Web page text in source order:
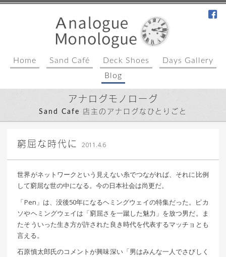
Home Sand Café Deck Shoes
Days Gallery
Blog
アナログモノローグ
Sand Cafe 店主のアナログなひとりごと
窮屈な時代に 2011.4.6｜ 更新日：
込山 敏郎
世界がネットワークという見えない糸でつながれば、それに比例
して窮屈な世の中になる。今の日本社会は尚更だ。
「Pen」は、没後50年になるヘミングウェイの特集だった。ピカ
ソやヘミングウェイは「窮屈さを一蹴した魅力」を放つ男だ。ま
たそういった生き方が許された良き時代を代表するマッチョとも
言える。
石原慎太郎氏のコメントが興味深い「男はみんな一人でさびしく